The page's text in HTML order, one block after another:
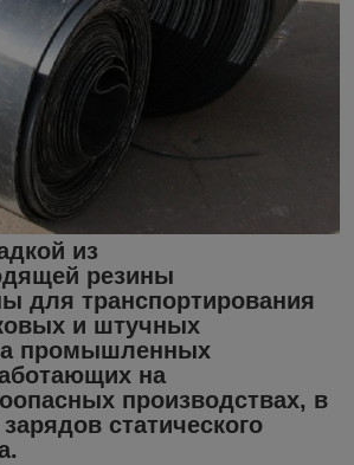
из
резины
для транспортирования
и штучных
промышленных
на
производствах, в
статического